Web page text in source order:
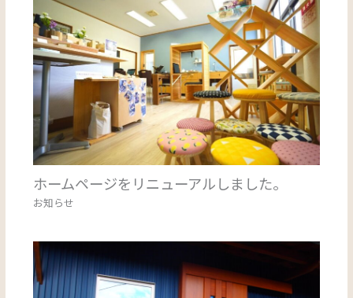
ホームページをリニューアルしました。
お知らせ